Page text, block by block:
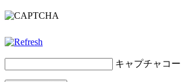
キャプチャコー